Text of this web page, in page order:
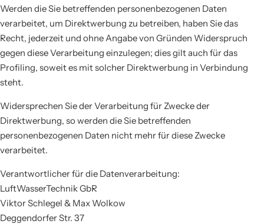
Werden die Sie betreffenden personenbezogenen Daten
verarbeitet, um Direktwerbung zu betreiben, haben Sie das
Recht, jederzeit und ohne Angabe von Gründen Widerspruch
gegen diese Verarbeitung einzulegen; dies gilt auch für das
Profiling, soweit es mit solcher Direktwerbung in Verbindung
steht.
Widersprechen Sie der Verarbeitung für Zwecke der
Direktwerbung, so werden die Sie betreffenden
personenbezogenen Daten nicht mehr für diese Zwecke
verarbeitet.
Verantwortlicher für die Datenverarbeitung:
LuftWasserTechnik GbR
Viktor Schlegel & Max Wolkow
Deggendorfer Str. 37